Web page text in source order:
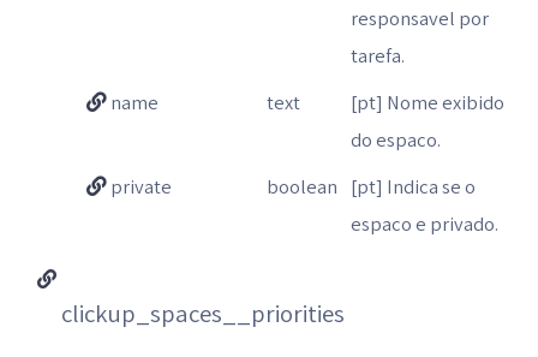
responsavel por
tarefa.
name
text
[pt] Nome exibido
do espaco.
private
boolean [pt] Indica se o
espaco e privado.
clickup_spaces__priorities